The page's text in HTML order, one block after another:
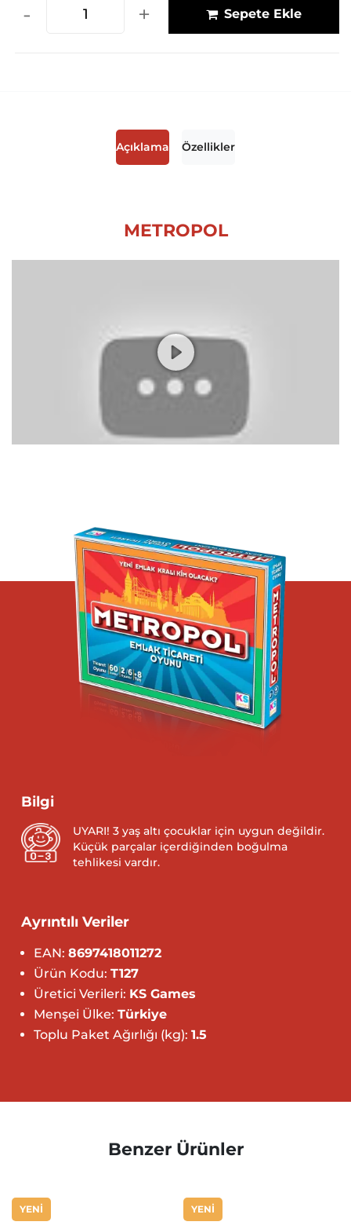
- + Sepete Ekle
Açıklama Özellikler
METROPOL
Bilgi
UYARI! 3 yaş altı çocuklar için uygun değildir.
Küçük parçalar içerdiğinden boğulma
tehlikesi vardır.
Ayrıntılı Veriler
EAN: 8697418011272
Ürün Kodu: T127
Üretici Verileri: KS Games
Menşei Ülke: Türkiye
Toplu Paket Ağırlığı (kg): 1.5
Benzer Ürünler
YENİ YENİ